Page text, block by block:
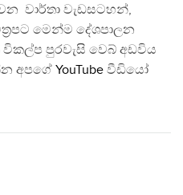
වාර්තා වැඩසටහන්,
මෙන්ම දේශපාලන
විකල්ප පුරවැසි වෙබ් අඩවිය
අපගේ YouTube වීඩියෝ